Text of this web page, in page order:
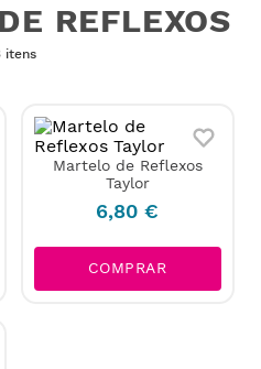
REFLEXOS
itens
Martelo de Reflexos
Taylor
6,80 €
COMPRAR